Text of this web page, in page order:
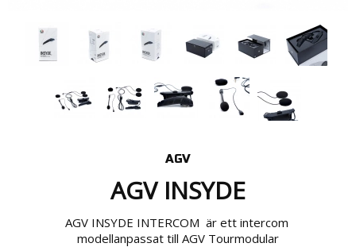
AGV
AGV INSYDE
AGV INSYDE INTERCOM är ett intercom
modellanpassat till AGV Tourmodular